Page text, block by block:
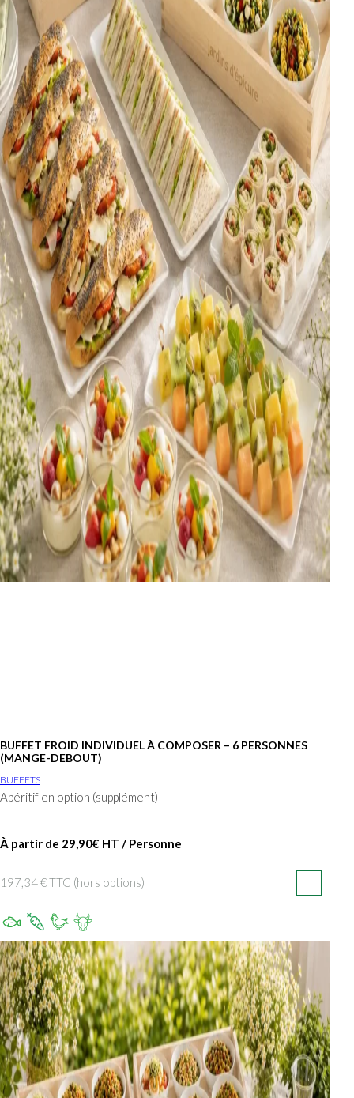
BUFFET FROID INDIVIDUEL À COMPOSER – 6 PERSONNES
(MANGE-DEBOUT)
BUFFETS
Apéritif en option (supplément)
À partir de 29,90€ HT / Personne
197,34 € TTC (hors options)